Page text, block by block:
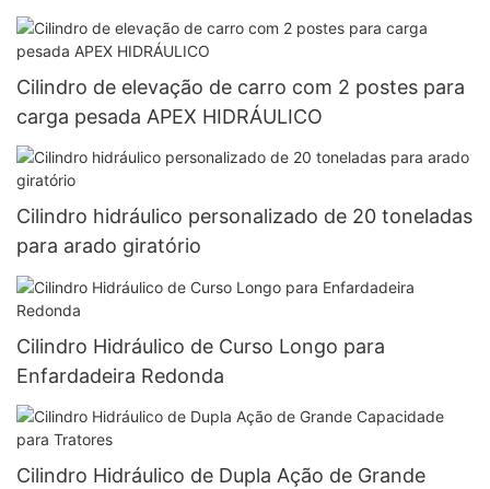
Cilindro de elevação de carro com 2 postes para
carga pesada APEX HIDRÁULICO
Cilindro hidráulico personalizado de 20 toneladas
para arado giratório
Cilindro Hidráulico de Curso Longo para
Enfardadeira Redonda
Cilindro Hidráulico de Dupla Ação de Grande